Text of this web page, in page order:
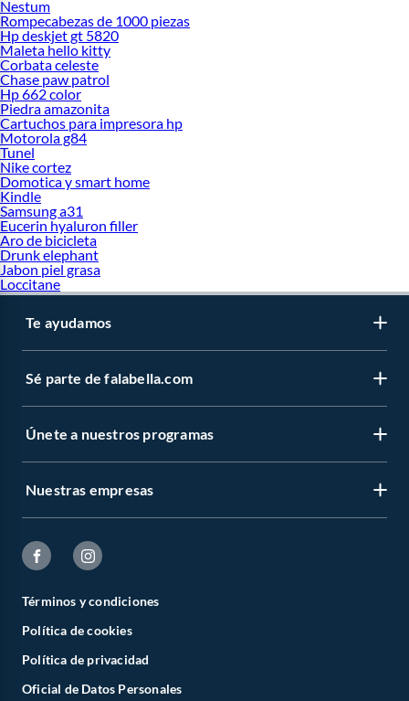
Nestum
Rompecabezas de 1000 piezas
Hp deskjet gt 5820
Maleta hello kitty
Corbata celeste
Chase paw patrol
Hp 662 color
Piedra amazonita
Cartuchos para impresora hp
Motorola g84
Tunel
Nike cortez
Domotica y smart home
Kindle
Samsung a31
Eucerin hyaluron filler
Aro de bicicleta
Drunk elephant
Jabon piel grasa
Loccitane
Te ayudamos
Sé parte de falabella.com
Únete a nuestros programas
Nuestras empresas
Términos y condiciones
Política de cookies
Política de privacidad
Oficial de Datos Personales